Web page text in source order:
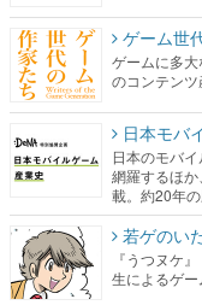
ゲーム世
ゲームに多
のコンテンツ
日本モバ
日本のモバ
網羅するほ
載。約20年
若ゲのい
『うつヌケ
生によるゲー